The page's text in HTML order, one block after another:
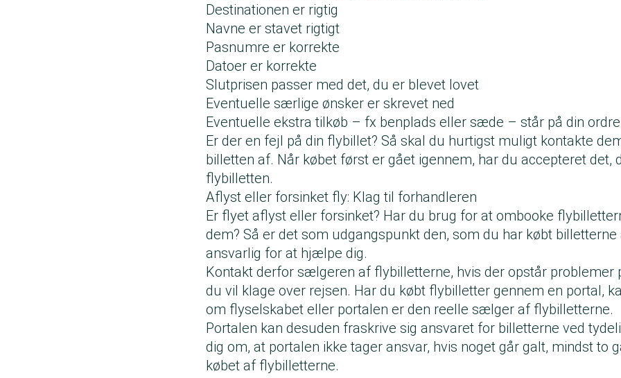
Destinationen er rigtig
Navne er stavet rigtigt
Pasnumre er korrekte
Datoer er korrekte
Slutprisen passer med det, du er blevet lovet
Eventuelle særlige ønsker er skrevet ned
Eventuelle ekstra tilkøb – fx benplads eller sæde – står på din ordre
Er der en fejl på din flybillet? Så skal du hurtigst muligt kontakte
billetten af. Når købet først er gået igennem, har du accepteret det,
flybilletten.
Aflyst eller forsinket fly: Klag til forhandleren
Er flyet aflyst eller forsinket? Har du brug for at ombooke
dem? Så er det som udgangspunkt den, som du har købt billetterne
ansvarlig for at hjælpe dig.
Kontakt derfor sælgeren af flybilletterne, hvis der opstår problemer
du vil klage over rejsen. Har du købt flybilletter gennem en portal,
om flyselskabet eller portalen er den reelle sælger af flybilletterne.
Portalen kan desuden fraskrive sig ansvaret for billetterne ved
dig om, at portalen ikke tager ansvar, hvis noget går galt, mindst to
købet af flybilletterne.